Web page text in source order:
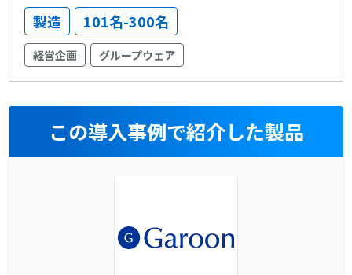
製造 101名-300名
経営企画 グループウェア
この導入事例で紹介した製品